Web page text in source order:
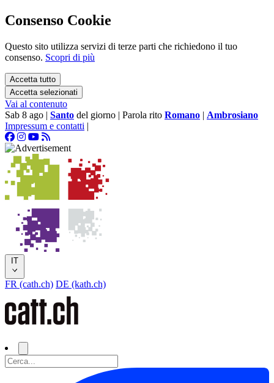
Consenso Cookie
Questo sito utilizza servizi di terze parti che richiedono il tuo
consenso. Scopri di più
Accetta tutto
Accetta selezionati
Vai al contenuto
Sab 8 ago | Santo del giorno | Parola rito Romano | Ambrosiano
Impressum e contatti |
IT
FR (cath.ch) DE (kath.ch)